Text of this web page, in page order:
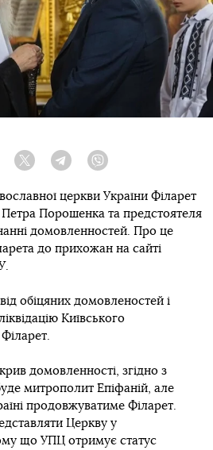
Twitter TelegramViber
церкви України Філарет
Порошенка та предстоятеля
домовленностей. Про це
до прихожан на сайті
обіцяних домовленостей і
Київського
домовленності, згідно з
митрополит Епіфаній, але
продовжуватиме Філарет.
Церкву у
що УПЦ отримує статус